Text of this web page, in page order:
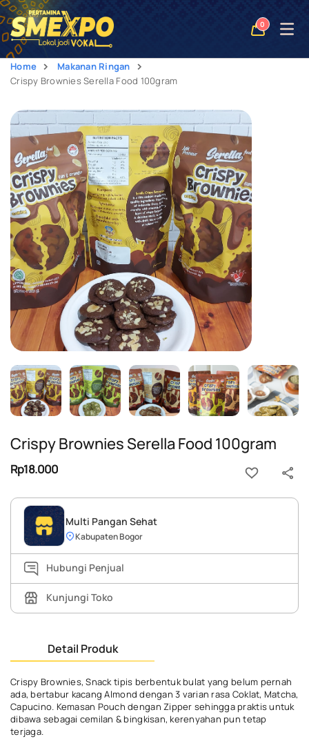
0
Open
Home
Makanan Ringan
Crispy Brownies Serella Food 100gram
Crispy Brownies Serella Food 100gram
Rp18.000
Multi Pangan Sehat
Kabupaten Bogor
Hubungi Penjual
Kunjungi Toko
Detail Produk
Crispy Brownies, Snack tipis berbentuk bulat yang belum pernah
ada, bertabur kacang Almond dengan 3 varian rasa Coklat, Matcha,
Capucino. Kemasan Pouch dengan Zipper sehingga praktis untuk
dibawa sebagai cemilan & bingkisan, kerenyahan pun tetap
terjaga.